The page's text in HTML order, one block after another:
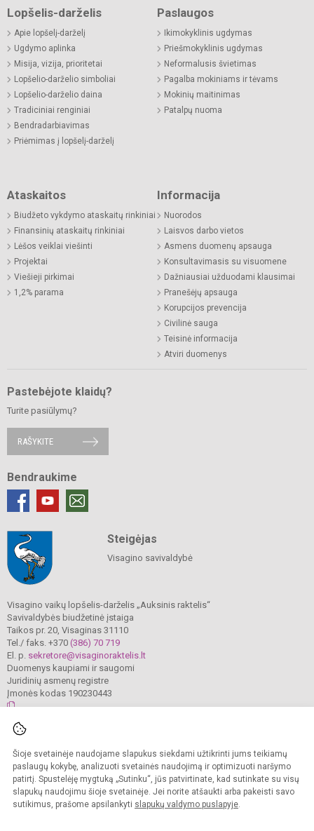
Šioje svetainėje naudojame slapukus siekdami užtikrinti jums teikiamų
paslaugų kokybę, analizuoti svetainės naudojimą ir optimizuoti naršymo
patirtį. Spustelėję mygtuką „Sutinku“, jūs patvirtinate, kad sutinkate su visų
slapukų naudojimu šioje svetainėje. Jei norite atšaukti arba pakeisti savo
sutikimus, prašome apsilankyti slapukų valdymo puslapyje.
Lopšelis-darželis
Apie lopšelį-darželį
Ugdymo aplinka
Misija, vizija, prioritetai
Lopšelio-darželio simboliai
Lopšelio-darželio daina
Tradiciniai renginiai
Bendradarbiavimas
Priėmimas į lopšelį-darželį
Paslaugos
Ikimokyklinis ugdymas
Priešmokyklinis ugdymas
Neformalusis švietimas
Pagalba mokiniams ir tėvams
Mokinių maitinimas
Patalpų nuoma
Ataskaitos
Biudžeto vykdymo ataskaitų rinkiniai
Finansinių ataskaitų rinkiniai
Lėšos veiklai viešinti
Projektai
Viešieji pirkimai
1,2% parama
Informacija
Nuorodos
Laisvos darbo vietos
Asmens duomenų apsauga
Konsultavimasis su visuomene
Dažniausiai užduodami klausimai
Pranešėjų apsauga
Korupcijos prevencija
Civilinė sauga
Teisinė informacija
Atviri duomenys
Pastebėjote klaidų?
Turite pasiūlymų?
RAŠYKITE
Bendraukime
Steigėjas
Visagino savivaldybė
Visagino vaikų lopšelis-darželis „Auksinis raktelis“
Savivaldybės biudžetinė įstaiga
Taikos pr. 20, Visaginas 31110
Tel./ faks. +370 (386) 70 719
El. p. sekretore@visaginoraktelis.lt
Duomenys kaupiami ir saugomi
Juridinių asmenų registre
Įmonės kodas 190230443
saugomos.
Kopijuoti turinį be raštiško įstaigos administracijos sutikimo griežtai draudžiama.
Prieinamumo paraiška Slapukų valdymas
Sumanus būdas atnaujinti